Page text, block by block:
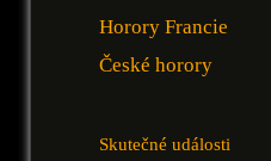
Horory Francie
České horory
Skutečné události